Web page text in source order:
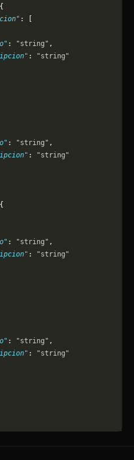
: [
: "string" ,
:
"string"
: "string" ,
:
"string"
: "string" ,
:
"string"
: "string" ,
:
"string"